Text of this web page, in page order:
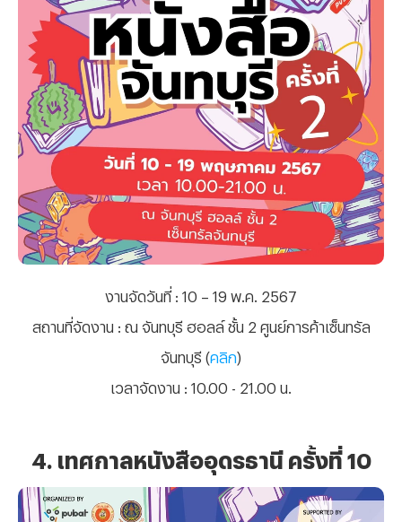
งานจัดวันที่ : 10 – 19 พ.ค. 2567
สถานที่จัดงาน : ณ จันทบุรี ฮอลล์ ชั้น 2 ศูนย์การค้าเซ็นทรัล
จันทบุรี (คลิก)
เวลาจัดงาน : 10.00 - 21.00 น.
4. เทศกาลหนังสืออุดรธานี ครั้งที่ 10